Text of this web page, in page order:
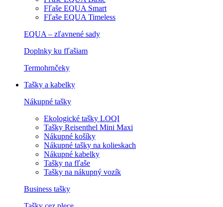
Fľaše EQUA Smart
Fľaše EQUA Timeless
EQUA – zľavnené sady
Doplnky ku fľašiam
Termohrnčeky
Tašky a kabelky
Nákupné tašky
Ekologické tašky LOQI
Tašky Reisenthel Mini Maxi
Nákupné košíky
Nákupné tašky na kolieskach
Nákupné kabelky
Tašky na fľaše
Tašky na nákupný vozík
Business tašky